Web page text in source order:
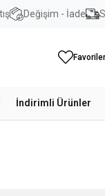
Değişim - İade
İndirimli Ürünler